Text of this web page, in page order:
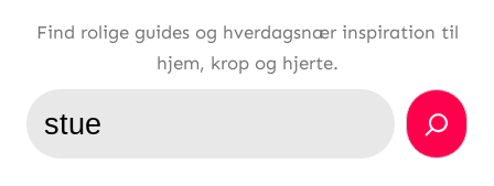
Find rolige guides og hverdagsnær inspiration til
hjem, krop og hjerte.